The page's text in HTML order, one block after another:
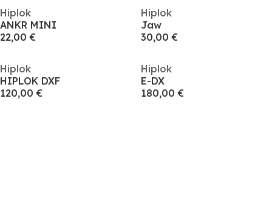
Hiplok
ANKR MINI
22,00 €
Hiplok
Jaw
30,00 €
Hiplok
HIPLOK DXF
120,00 €
Hiplok
E-DX
180,00 €